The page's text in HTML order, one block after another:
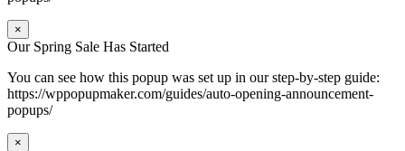
×
Our Spring Sale Has Started
You can see how this popup was set up in our step-by-step guide:
https://wppopupmaker.com/guides/auto-opening-announcement-
popups/
×